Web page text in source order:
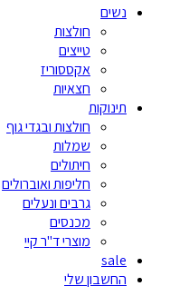
נשים
חולצות
טייצים
אקססוריז
חצאיות
תינוקות
חולצות ובגדי גוף
שמלות
חיתולים
חליפות ואוברולים
גרבים ונעלים
מכנסים
מוצרי ד"ר קיי
sale
החשבון שלי